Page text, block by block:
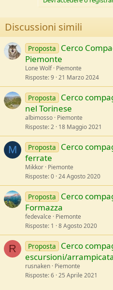
n
s
:
Discussioni simili
Proposta
Cerco
Piemonte
Lone Wolf Piemonte
Risposte 9 21 Marzo 2024
Proposta
Cerco
nel Torinese
albimosso Piemonte
Risposte 2 18 Maggio 2021
M Proposta
Cerco
ferrate
Mikkor Piemonte
Risposte 0 24 Agosto 2020
Proposta
Cerco
Formazza
fedevalce
Piemonte
Risposte 1 8 Agosto 2020
R Proposta
Cerco
escursioni/
rusnaken Piemonte
Risposte 6 25 Aprile 2021